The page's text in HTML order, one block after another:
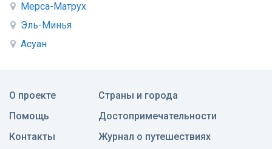
Мерса-Матрух
Эль-Минья
Асуан
О проекте
Помощь
Контакты
Страны и города
Достопримечательности
Журнал о путешествиях